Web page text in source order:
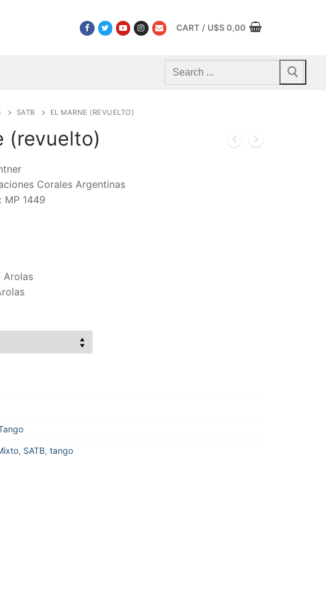
CART / U$S 0,00
Search
SATB EL MARNE (REVUELTO)
(revuelto)
Corales Argentinas
MP 1449
Arolas
, SATB, tango